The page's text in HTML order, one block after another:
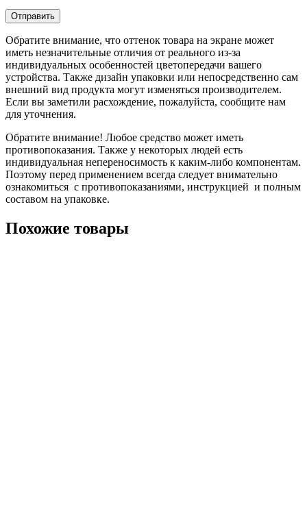
Обратите внимание, что оттенок товара на экране может
иметь незначительные отличия от реального из-за
индивидуальных особенностей цветопередачи вашего
устройства. Также дизайн упаковки или непосредственно сам
внешний вид продукта могут изменяться производителем.
Если вы заметили расхождение, пожалуйста, сообщите нам
для уточнения.
Обратите внимание! Любое средство может иметь
противопоказания. Также у некоторых людей есть
индивидуальная непереносимость к каким-либо компонентам.
Поэтому перед применением всегда следует внимательно
ознакомиться с противопоказаниями, инструкцией и полным
составом на упаковке.
Похожие товары